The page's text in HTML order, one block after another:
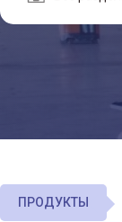
ПРОДУКТЫ